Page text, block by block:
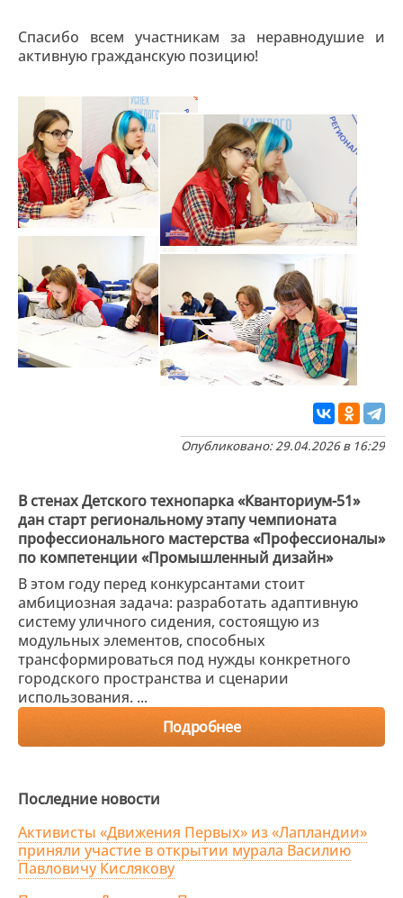
Спасибо всем участникам за неравнодушие и
активную гражданскую позицию!
Опубликовано: 29.04.2026 в 16:29
В стенах Детского технопарка «Кванториум-51»
дан старт региональному этапу чемпионата
профессионального мастерства «Профессионалы»
по компетенции «Промышленный дизайн»
В этом году перед конкурсантами стоит
амбициозная задача: разработать адаптивную
систему уличного сидения, состоящую из
модульных элементов, способных
трансформироваться под нужды конкретного
городского пространства и сценарии
использования. ...
Подробнее
Последние новости
Активисты «Движения Первых» из «Лапландии»
приняли участие в открытии мурала Василию
Павловичу Кислякову